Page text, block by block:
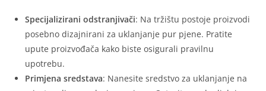
Specijalizirani odstranjivači: Na tržištu postoje proizvodi
posebno dizajnirani za uklanjanje pur pjene. Pratite
upute proizvođača kako biste osigurali pravilnu
upotrebu.
Primjena sredstava: Nanesite sredstvo za uklanjanje na